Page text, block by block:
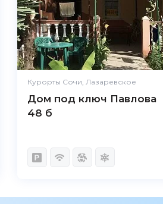
Курорты Сочи, Лазаревское
Дом под ключ Павлова
48 б